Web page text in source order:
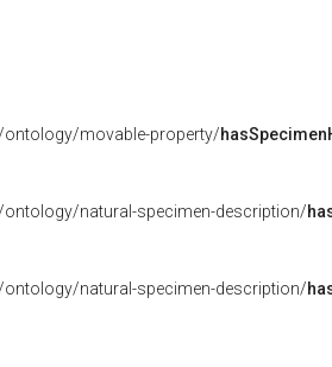
movable-property/
natural-specimen-description/
natural-specimen-description/